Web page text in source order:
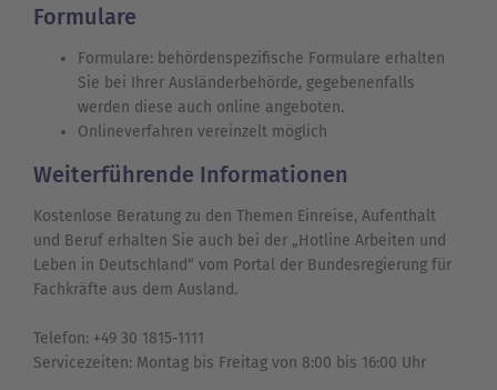
Formulare
Formulare: behördenspezifische Formulare erhalten
Sie bei Ihrer Ausländerbehörde, gegebenenfalls
werden diese auch online angeboten.
Onlineverfahren vereinzelt möglich
Weiterführende Informationen
Kostenlose Beratung zu den Themen Einreise, Aufenthalt
und Beruf erhalten Sie auch bei der „Hotline Arbeiten und
Leben in Deutschland“ vom Portal der Bundesregierung für
Fachkräfte aus dem Ausland.
Telefon: +49 30 1815-1111
Servicezeiten: Montag bis Freitag von 8:00 bis 16:00 Uhr